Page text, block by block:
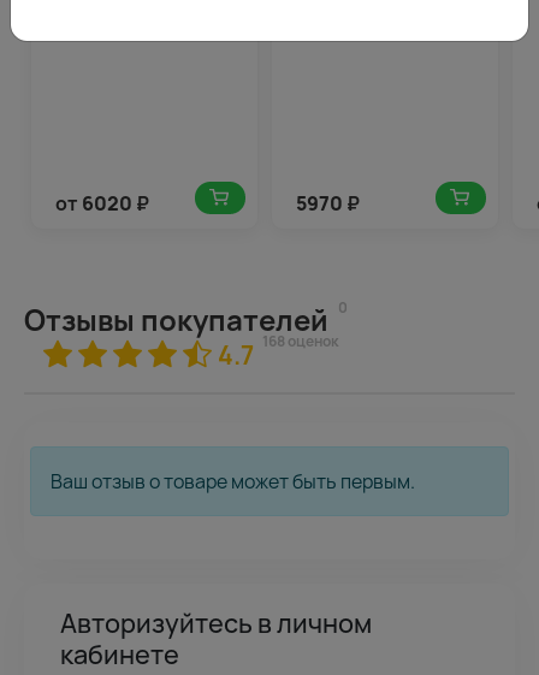
от 6020 ₽ 5970 ₽
Отзывы покупателей 0
4.7 168 оценок
Ваш отзыв о товаре может быть первым.
Авторизуйтесь в личном
кабинете